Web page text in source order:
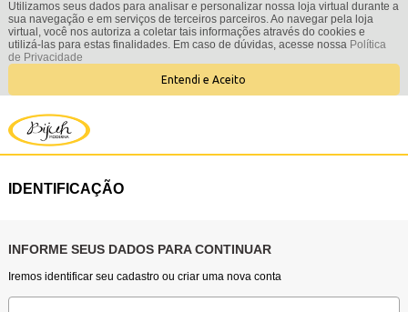
Utilizamos seus dados para analisar e personalizar nossa loja virtual durante a
sua navegação e em serviços de terceiros parceiros. Ao navegar pela loja
virtual, você nos autoriza a coletar tais informações através do cookies e
utilizá-las para estas finalidades. Em caso de dúvidas, acesse nossa Política
de Privacidade
Entendi e Aceito
IDENTIFICAÇÃO
INFORME SEUS DADOS PARA CONTINUAR
Iremos identificar seu cadastro ou criar uma nova conta